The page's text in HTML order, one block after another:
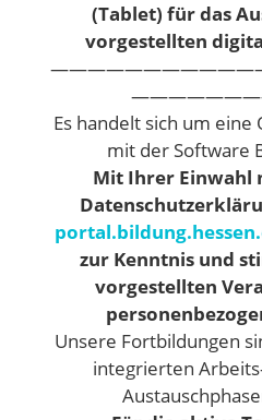
(Tablet) für das
vorgestellten
Es handelt sich um
mit der Software
Mit Ihrer Einwahl
zur Kenntnis und
vorgestellten
Unsere Fortbildungen
integrierten